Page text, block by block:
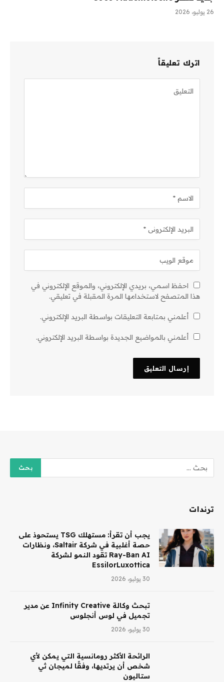
26 يوليو، 2026
اترك تعليقاً
احفظ اسمي، بريدي الإلكتروني، والموقع الإلكتروني في
هذا المتصفح لاستخدامها المرة المقبلة في تعليقي.
أعلمني بمتابعة التعليقات بواسطة البريد الإلكتروني.
أعلمني بالمواضيع الجديدة بواسطة البريد الإلكتروني.
ترندات
يجب أن تقرأ: مستهلك TSG يستحوذ على
حصة أغلبية في شركة Saltair، ونظارات
Ray-Ban AI تقود النمو لشركة
EssilorLuxottica
30 يوليو، 2026
تبحث وكالة Infinity Creative عن مدير
تجميل في لوس أنجلوس
30 يوليو، 2026
الرائحة الأكثر رومانسية التي يمكن لأي
شخص أن يرتديها، وفقًا لميجان ثي
ستاليون